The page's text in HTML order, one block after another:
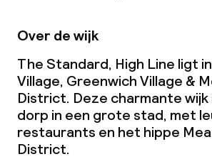
Over de wijk
The Standard, High Line ligt
Village, Greenwich Village &
District. Deze charmante wijk
dorp in een grote stad, met
restaurants en het hippe
District.